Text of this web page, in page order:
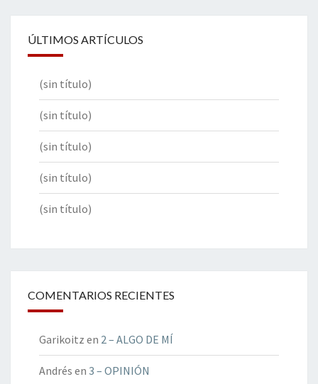
ÚLTIMOS ARTÍCULOS
(sin título)
(sin título)
(sin título)
(sin título)
(sin título)
COMENTARIOS RECIENTES
Garikoitz en 2 – ALGO DE MÍ
Andrés en 3 – OPINIÓN